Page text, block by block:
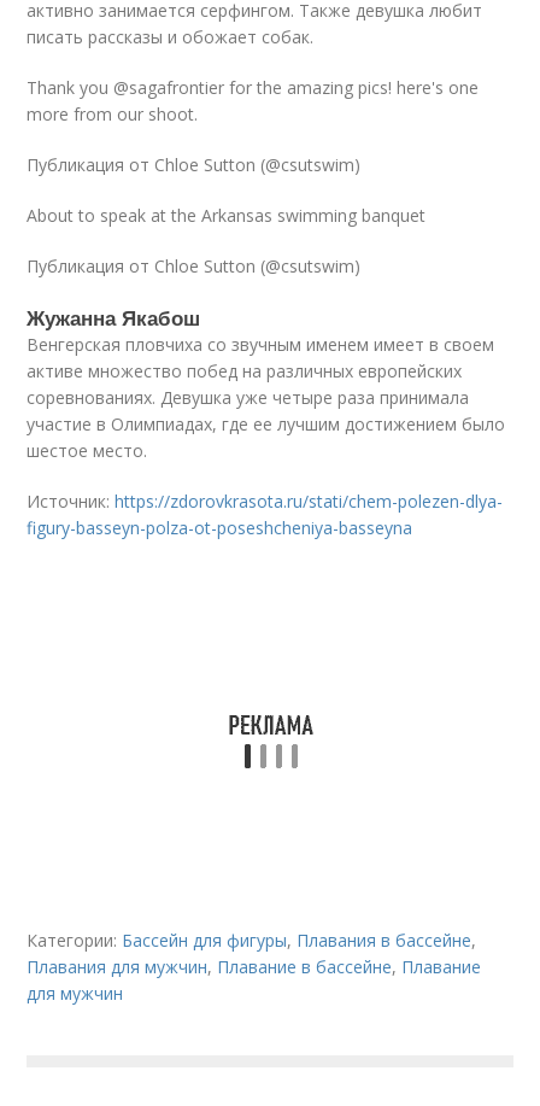
активно занимается серфингом. Также девушка любит
писать рассказы и обожает собак.
Thank you @sagafrontier for the amazing pics! here's one
more from our shoot.
Публикация от Chloe Sutton (@csutswim)
About to speak at the Arkansas swimming banquet
Публикация от Chloe Sutton (@csutswim)
Жужанна Якабош
Венгерская пловчиха со звучным именем имеет в своем
активе множество побед на различных европейских
соревнованиях. Девушка уже четыре раза принимала
участие в Олимпиадах, где ее лучшим достижением было
шестое место.
Источник:https://zdorovkrasota.ru/stati/chem-polezen-dlya-
figury-basseyn-polza-ot-poseshcheniya-basseyna
Категории: Бассейн для фигуры, Плавания в бассейне,
Плавания для мужчин, Плавание в бассейне, Плавание
для мужчин